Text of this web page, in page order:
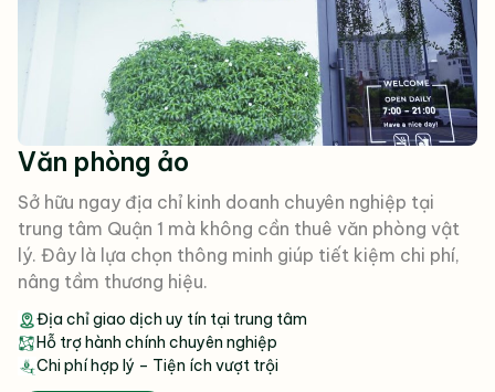
Văn phòng ảo
Sở hữu ngay địa chỉ kinh doanh chuyên nghiệp tại
trung tâm Quận 1 mà không cần thuê văn phòng vật
lý. Đây là lựa chọn thông minh giúp tiết kiệm chi phí,
nâng tầm thương hiệu.
Địa chỉ giao dịch uy tín tại trung tâm
Hỗ trợ hành chính chuyên nghiệp
Chi phí hợp lý – Tiện ích vượt trội